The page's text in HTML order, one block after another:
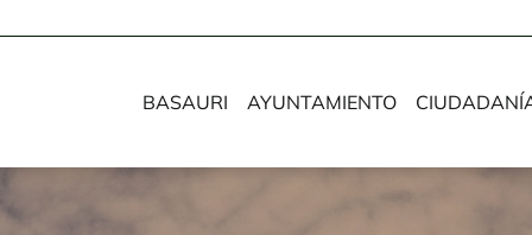
BASAURI AYUNTAMIENTO